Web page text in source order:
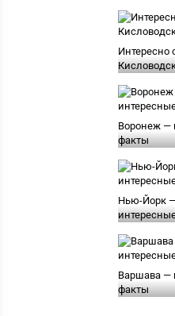
Интересно
Воронеж —
факты
Нью-Йорк
Варшава —
факты